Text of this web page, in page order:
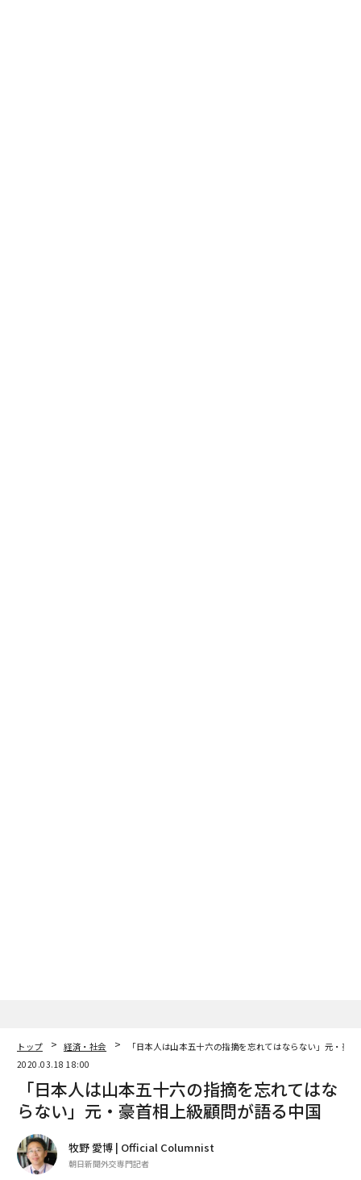
トップ 経済・社会
「日本人は山本五十六の指摘を忘れてはならない」元・豪
2020.03.18 18:00
「日本人は山本五十六の指摘を忘れてはな
らない」元・豪首相上級顧問が語る中国
牧野 愛博 | Official Columnist
朝日新聞外交専門記者